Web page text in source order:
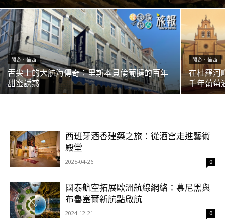
閒遊．葡西
舌尖上的大航海傳奇：里斯本貝倫葡撻的百年
甜蜜誘惑
閒遊．葡西
在杜羅河
千年葡萄
西班牙酒香建築之旅：從酒窖走進藝術
殿堂
2025-04-26 0
國泰航空拓展歐洲航線網絡：慕尼黑與
布魯塞爾新航點啟航
2024-12-21 0